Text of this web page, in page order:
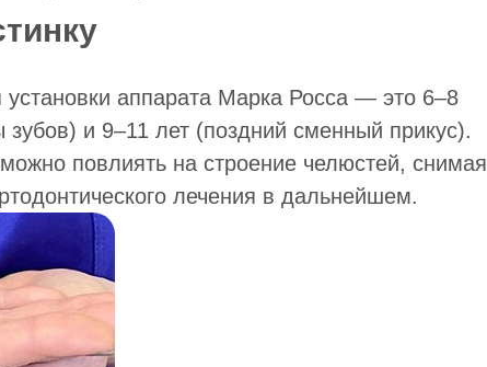
аппарата Марка Росса — это 6–8
и 9–11 лет (поздний сменный прикус).
повлиять на строение челюстей, снимая
лечения в дальнейшем.